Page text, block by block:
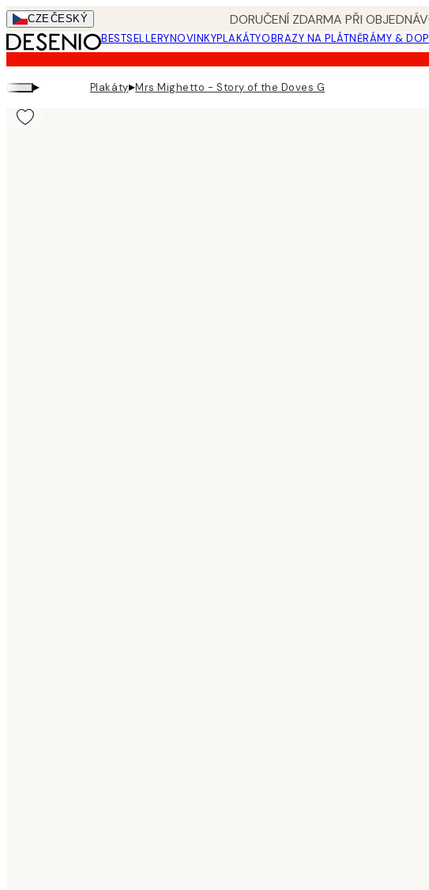
Skip
to
main
content.
CZEČESKÝ DORUČENÍ ZDARMA PŘI
BESTSELLERYNOVINKYPLAKÁTYOBRAZY NA PLÁTNĚRÁMY &
▸ Plakáty▸Mrs Mighetto - Story of the Doves Green Plakát